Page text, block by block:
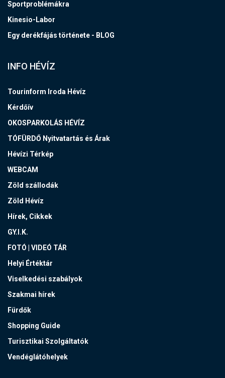
Sportproblémákra
Kinesio-Labor
Egy derékfájás története - BLOG
INFO HÉVÍZ
Tourinform Iroda Hévíz
Kérdőív
OKOSPARKOLÁS HÉVÍZ
TÓFÜRDŐ Nyitvatartás és Árak
Hévízi Térkép
WEBCAM
Zöld szállodák
Zöld Hévíz
Hírek, Cikkek
GY.I.K.
FOTÓ | VIDEÓ TÁR
Helyi Értéktár
Viselkedési szabályok
Szakmai hírek
Fürdők
Shopping Guide
Turisztikai Szolgáltatók
Vendéglátóhelyek